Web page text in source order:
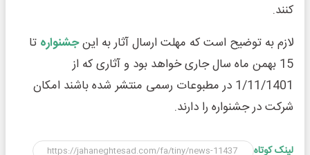
کنند.
لازم به توضیح است که مهلت ارسال آثار به اینجشنواره تا
15 بهمن ماه سال جاری خواهد بود و آثاری که از
1/11/1401 در مطبوعات رسمی منتشر شده باشند امکان
شرکت در جشنواره را دارند.
لینک کوتاه